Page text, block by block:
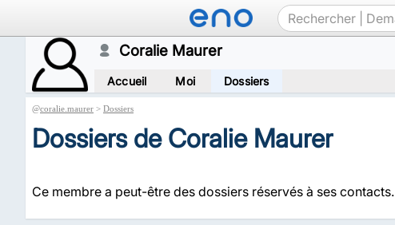
Coralie Maurer
Accueil Moi Dossiers
@coralie.maurer > Dossiers
Dossiers de Coralie Maurer
Ce membre a peut-être des dossiers réservés à ses contacts.